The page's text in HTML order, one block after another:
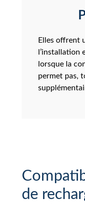
Elles offrent
lorsque la
permet pas,
de